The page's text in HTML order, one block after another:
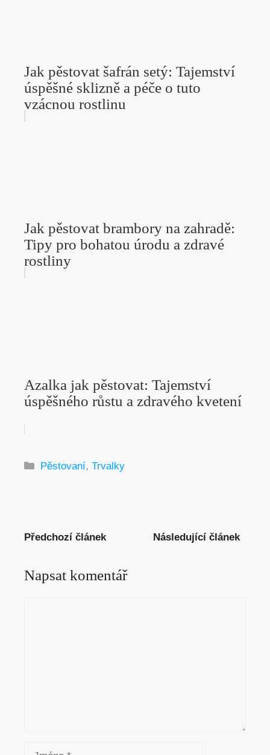
Jak pěstovat šafrán setý: Tajemství
úspěšné sklizně a péče o tuto
vzácnou rostlinu
Jak pěstovat brambory na zahradě:
Tipy pro bohatou úrodu a zdravé
rostliny
Azalka jak pěstovat: Tajemství
úspěšného růstu a zdravého kvetení
Rubriky
Pěstovaní,Trvalky
Předchozí článek Následující článek
Napsat komentář